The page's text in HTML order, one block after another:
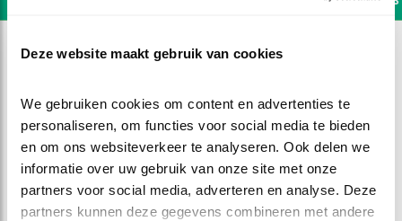
Deze website maakt gebruik van cookies
We gebruiken cookies om content en advertenties te
personaliseren, om functies voor social media te bieden
en om ons websiteverkeer te analyseren. Ook delen we
informatie over uw gebruik van onze site met onze
partners voor social media, adverteren en analyse. Deze
partners kunnen deze gegevens combineren met andere